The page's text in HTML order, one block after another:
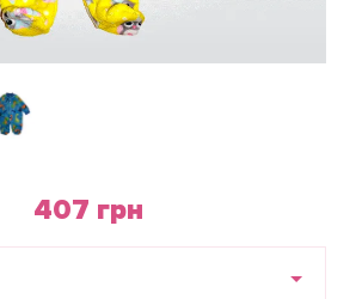
407 грн